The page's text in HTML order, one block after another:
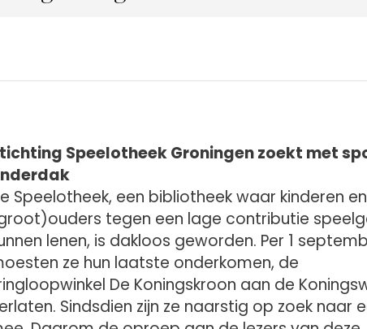
Speelotheek Groningen zoekt met
Speelotheek, een bibliotheek waar kinderen en
tegen een lage contributie
lenen, is dakloos geworden. Per 1
ze hun laatste onderkomen, de
De Koningskroon aan de
Sindsdien zijn ze naarstig op zoek naar